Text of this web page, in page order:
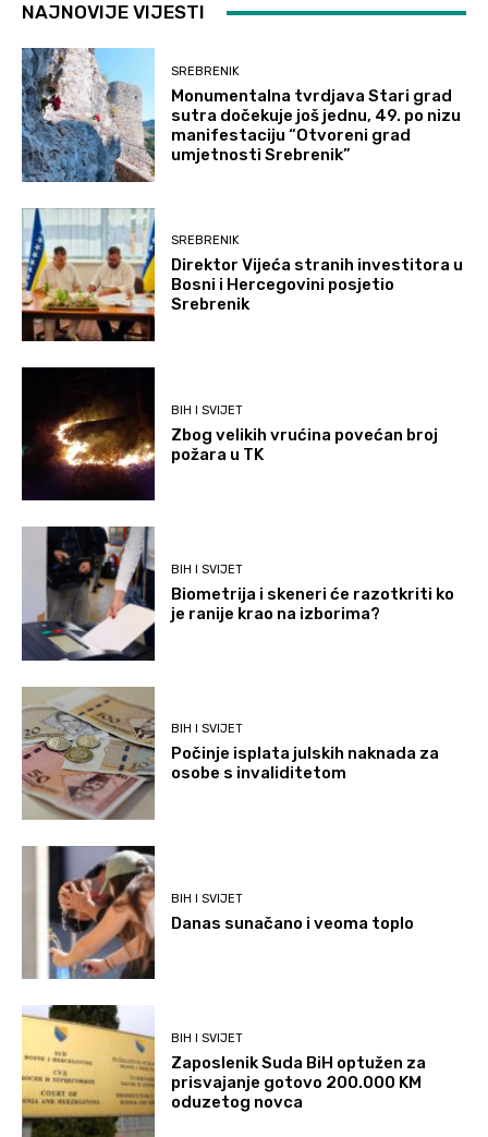
NAJNOVIJE VIJESTI
SREBRENIK
Monumentalna tvrdjava Stari grad
sutra dočekuje još jednu, 49. po nizu
manifestaciju “Otvoreni grad
umjetnosti Srebrenik”
SREBRENIK
Direktor Vijeća stranih investitora u
Bosni i Hercegovini posjetio
Srebrenik
BIH I SVIJET
Zbog velikih vrućina povećan broj
požara u TK
BIH I SVIJET
Biometrija i skeneri će razotkriti ko
je ranije krao na izborima?
BIH I SVIJET
Počinje isplata julskih naknada za
osobe s invaliditetom
BIH I SVIJET
Danas sunačano i veoma toplo
BIH I SVIJET
Zaposlenik Suda BiH optužen za
prisvajanje gotovo 200.000 KM
oduzetog novca